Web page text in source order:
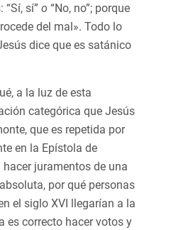
sí” o “No, no”; porque
del mal». Todo lo
dice que es satánico
a la luz de esta
categórica que Jesús
que es repetida por
en la Epístola de
juramentos de una
por qué personas
el siglo XVI llegarían a la
es correcto hacer votos y